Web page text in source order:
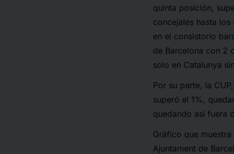
quinta posición,
concejales hasta
en el consistorio
de Barcelona con 2
solo en Catalunya
Por su parte, la
superó el 1%,
quedando así fuera
Gráfico que
Ajuntament de